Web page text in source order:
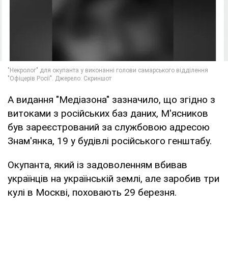
А видання "Медіазона" зазначило, що згідно з
витоками з російських баз даних, М'ясников
був зареєстрований за службовою адресою
Знам'янка, 19 у будівлі російського генштабу.
Окупанта, який із задоволенням вбивав
українців на українській землі, але заробив три
кулі в Москві, поховають 29 березня.